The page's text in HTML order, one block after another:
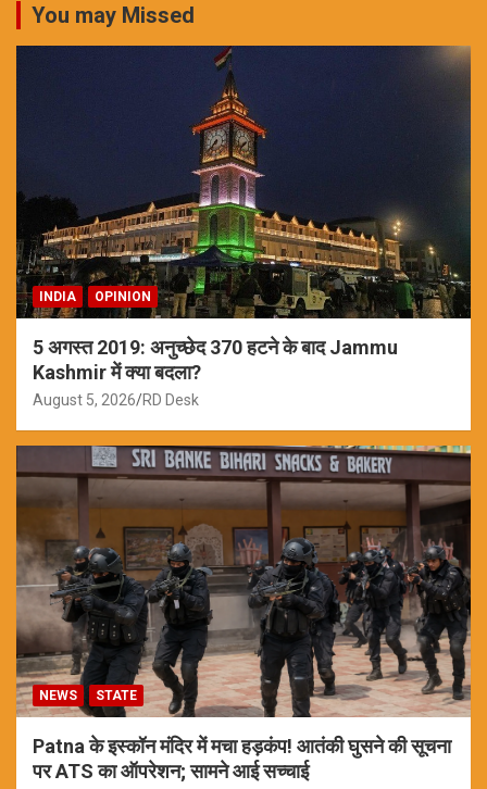
You may Missed
INDIA OPINION
5 अगस्त 2019: अनुच्छेद 370 हटने के बाद Jammu
Kashmir में क्या बदला?
August 5, 2026 RD Desk
NEWS STATE
Patna के इस्कॉन मंदिर में मचा हड़कंप! आतंकी घुसने की सूचना
पर ATS का ऑपरेशन; सामने आई सच्चाई